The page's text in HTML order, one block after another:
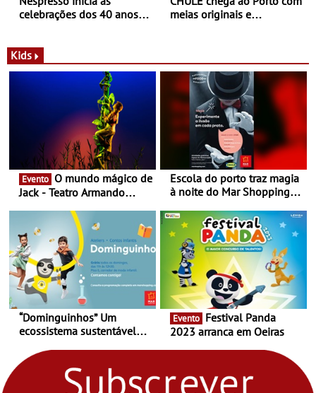
celebrações dos 40 anos
Novas - Edição limitada
Nespresso x Torres Novas
meias originais e
Shopping
Kids
Evento
Jack - Teatro Armando
Escola do porto traz magia
à noite do Mar Shopping
29 de abril, às 21h00
“Dominguinhos” Um
ecossistema sustentável
fores - Atelier de Educação
Ambiental nos
“Dominguinhos” de 23 de
Evento
2023 arranca em Oeiras